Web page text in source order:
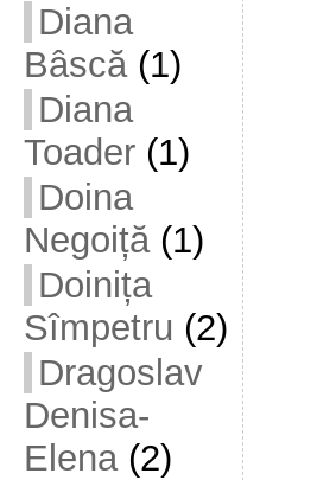
Diana
Bâscă(1)
Diana
Toader(1)
Doina
Negoiță(1)
Doinița
Sîmpetru (2)
Dragoslav
Denisa-
Elena(2)